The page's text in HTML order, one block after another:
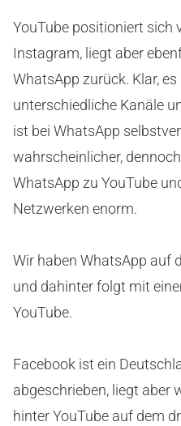
YouTube positioniert sich
Instagram, liegt aber
WhatsApp zurück. Klar,
unterschiedliche Kanäle
ist bei WhatsApp
wahrscheinlicher,
WhatsApp zu YouTube
Netzwerken enorm.
Wir haben WhatsApp auf
und dahinter folgt mit
YouTube.
Facebook ist ein
abgeschrieben, liegt aber
hinter YouTube auf dem